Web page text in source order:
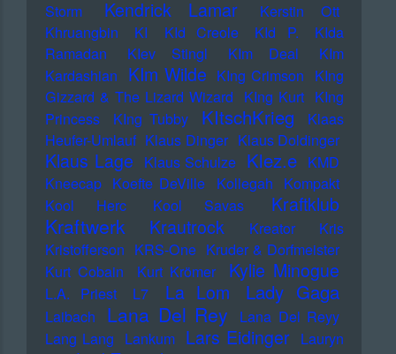
Storm
Kendrick Lamar
Kerstin Ott
Khruangbin
KI KId Creole KId P.
KIda
Ramadan
KIev Stingl KIm Deal
KIm
Kardashian KIm Wilde KIng Crimson KIng
Gizzard & The Lizard Wizard KIng Kurt KIng
Princess
KIng Tubby KItschKrieg
Klaas
Heufer-Umlauf Klaus Dinger Klaus Doldinger
Klaus Lage Klaus Schulze Klez.e KMD
Kneecap Koefte DeVille Kollegah Kompakt
Kool Herc
Kool Savas Kraftklub
Kraftwerk Krautrock Kreator
Kris
Kristofferson KRS-One Kruder & Dorfmeister
Kurt Cobain
Kurt Krömer Kylie Minogue
L.A. Priest L7 La Lom Lady Gaga
Laibach Lana Del Rey
Lana Del Reyy
Lang Lang Lankum Lars Eidinger Lauryn